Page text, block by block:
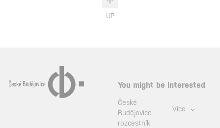
UP
You might be interested
České
Budějovice
rozcestník
Více